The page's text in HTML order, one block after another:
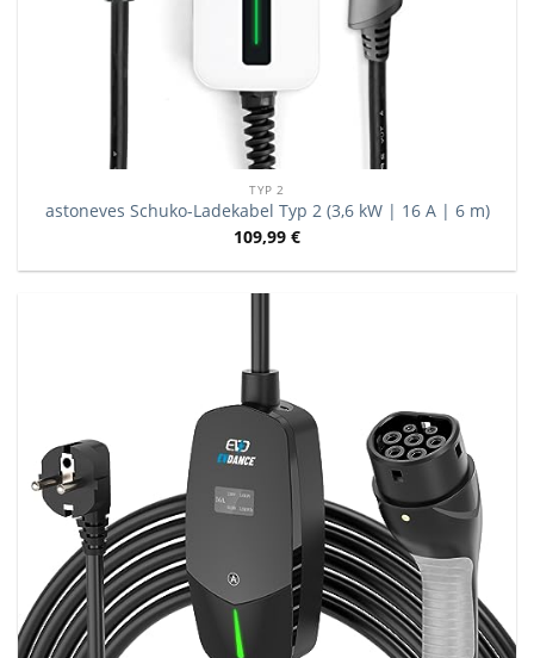
TYP 2
astoneves Schuko-Ladekabel Typ 2 (3,6 kW | 16 A | 6 m)
109,99 €